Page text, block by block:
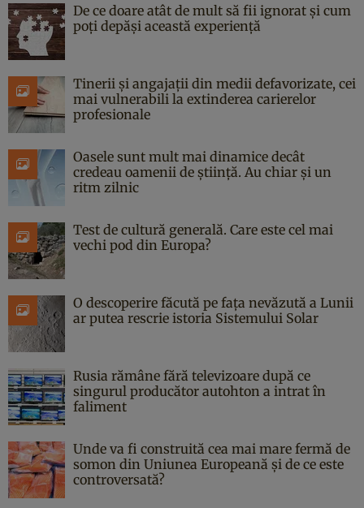
De ce doare atât de mult să fii ignorat și cum
poți depăși această experiență
Tinerii și angajații din medii defavorizate, cei
mai vulnerabili la extinderea carierelor
profesionale
Oasele sunt mult mai dinamice decât
credeau oamenii de știință. Au chiar și un
ritm zilnic
Test de cultură generală. Care este cel mai
vechi pod din Europa?
O descoperire făcută pe fața nevăzută a Lunii
ar putea rescrie istoria Sistemului Solar
Rusia rămâne fără televizoare după ce
singurul producător autohton a intrat în
faliment
Unde va fi construită cea mai mare fermă de
somon din Uniunea Europeană și de ce este
controversată?